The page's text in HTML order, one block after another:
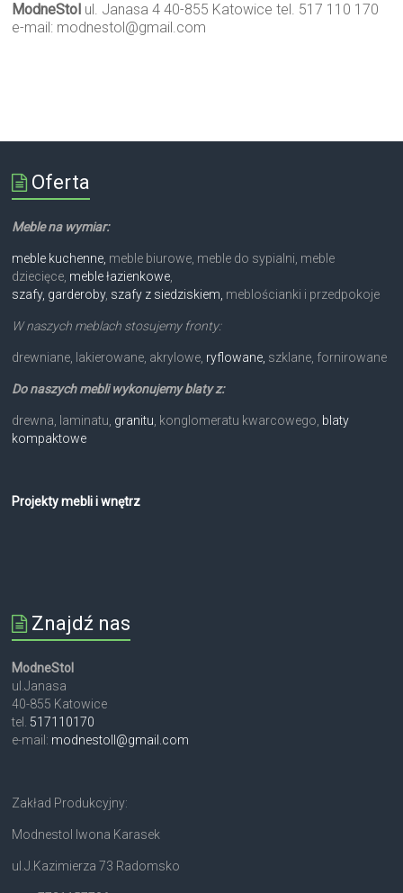
ModneStol ul. Janasa 4 40-855 Katowice tel. 517 110 170
e-mail: modnestol@gmail.com
Oferta
Meble na wymiar:
meble kuchenne, meble biurowe, meble do sypialni, meble
dziecięce, meble łazienkowe,
szafy, garderoby, szafy z siedziskiem, meblościanki i przedpokoje
W naszych meblach stosujemy fronty:
drewniane, lakierowane, akrylowe, ryflowane, szklane, fornirowane
Do naszych mebli wykonujemy blaty z:
drewna, laminatu, granitu, konglomeratu kwarcowego, blaty
kompaktowe
Projekty mebli i wnętrz
Znajdź nas
ModneStol
ul.Janasa
40-855 Katowice
tel. 517110170
e-mail: modnestoll@gmail.com
Zakład Produkcyjny:
Modnestol Iwona Karasek
ul.J.Kazimierza 73 Radomsko